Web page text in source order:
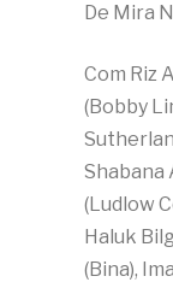
De Mira
Com Riz
(Bobby
Shabana
(Ludlow
Haluk
(Bina),